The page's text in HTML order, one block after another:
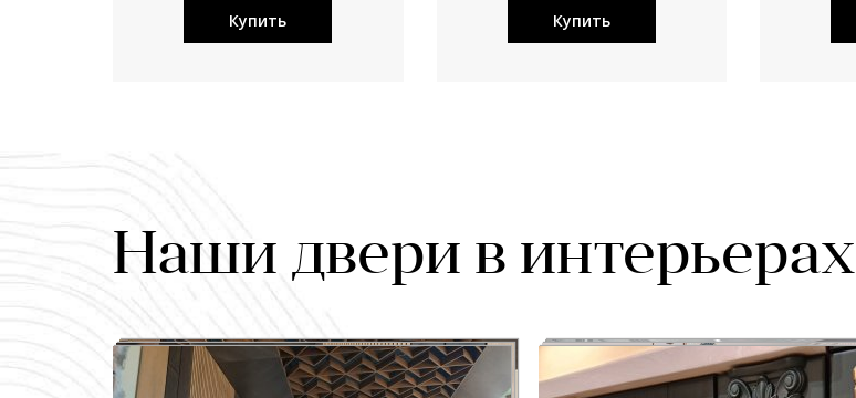
Купить Купить
Наши двери в интерьерах